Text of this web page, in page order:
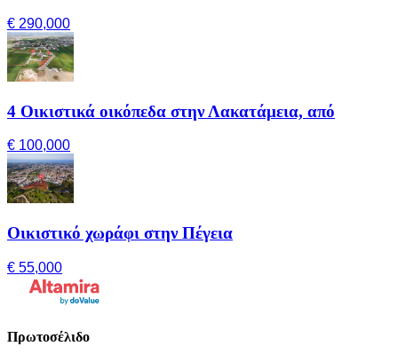
€ 290,000
4 Οικιστικά οικόπεδα στην Λακατάμεια, από
€ 100,000
Οικιστικό χωράφι στην Πέγεια
€ 55,000
Πρωτοσέλιδο